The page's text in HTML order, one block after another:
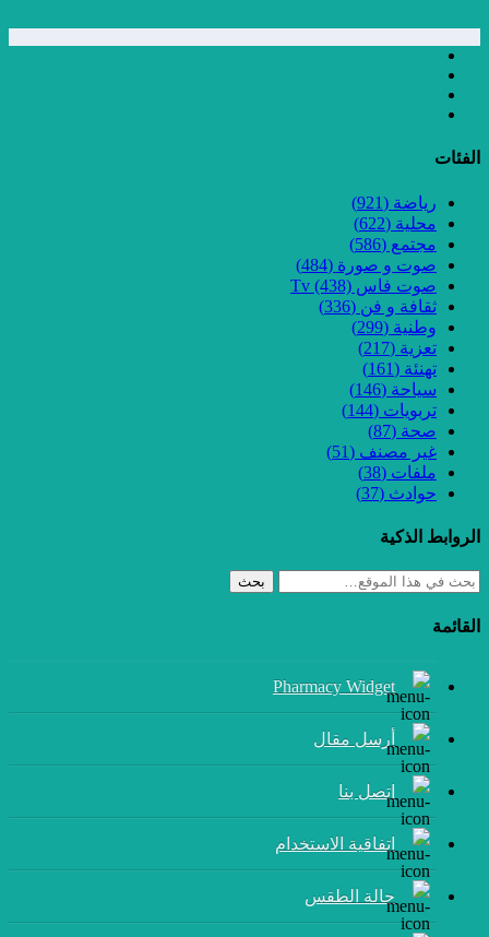
الفئات
رياضة (921)
محلية (622)
مجتمع (586)
صوت و صورة (484)
صوت فاس Tv (438)
ثقافة و فن (336)
وطنية (299)
تعزية (217)
تهنئة (161)
سياحة (146)
تربويات (144)
صحة (87)
غير مصنف (51)
ملفات (38)
حوادث (37)
الروابط الذكية
بحث
القائمة
Pharmacy Widget
أرسل مقال
إتصل بنا
اتفاقية الاستخدام
حالة الطقس